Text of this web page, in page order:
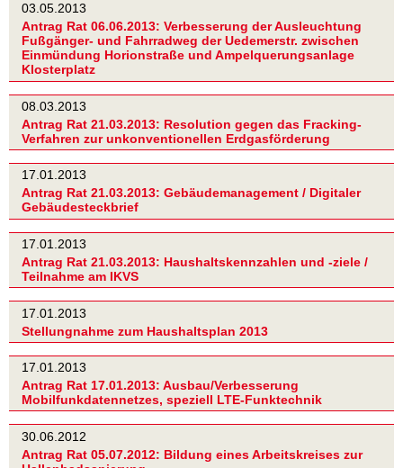
03.05.2013
Antrag Rat 06.06.2013: Verbesserung der Ausleuchtung
Fußgänger- und Fahrradweg der Uedemerstr. zwischen
Einmündung Horionstraße und Ampelquerungsanlage
Klosterplatz
08.03.2013
Antrag Rat 21.03.2013: Resolution gegen das Fracking-
Verfahren zur unkonventionellen Erdgasförderung
17.01.2013
Antrag Rat 21.03.2013: Gebäudemanagement / Digitaler
Gebäudesteckbrief
17.01.2013
Antrag Rat 21.03.2013: Haushaltskennzahlen und -ziele /
Teilnahme am IKVS
17.01.2013
Stellungnahme zum Haushaltsplan 2013
17.01.2013
Antrag Rat 17.01.2013: Ausbau/Verbesserung
Mobilfunkdatennetzes, speziell LTE-Funktechnik
30.06.2012
Antrag Rat 05.07.2012: Bildung eines Arbeitskreises zur